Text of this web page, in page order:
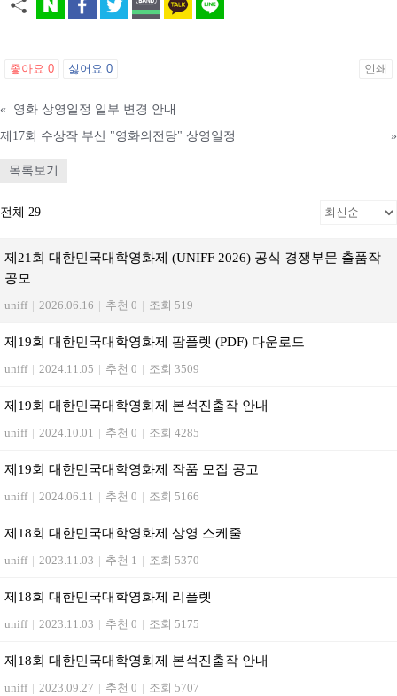
좋아요 0 싫어요 0 인쇄
« 영화 상영일정 일부 변경 안내
제17회 수상작 부산 "영화의전당" 상영일정
»
목록보기
전체 29
제21회 대한민국대학영화제 (UNIFF 2026) 공식 경쟁부문 출품작
공모
uniff | 2026.06.16 | 추천 0 | 조회 519
제19회 대한민국대학영화제 팜플렛 (PDF) 다운로드
uniff | 2024.11.05 | 추천 0 | 조회 3509
제19회 대한민국대학영화제 본석진출작 안내
uniff | 2024.10.01 | 추천 0 | 조회 4285
제19회 대한민국대학영화제 작품 모집 공고
uniff | 2024.06.11 | 추천 0 | 조회 5166
제18회 대한민국대학영화제 상영 스케줄
uniff | 2023.11.03 | 추천 1 | 조회 5370
제18회 대한민국대학영화제 리플렛
uniff | 2023.11.03 | 추천 0 | 조회 5175
제18회 대한민국대학영화제 본석진출작 안내
uniff | 2023.09.27 | 추천 0 | 조회 5707